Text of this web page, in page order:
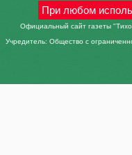
При любом
Официальный сайт газеты
Учредитель: Общество с